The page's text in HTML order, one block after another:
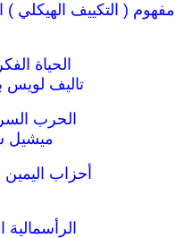
مفهوم ( التكييف الهيكلي )
الحياة
تاليف لويس
الحرب
ميشيل
أحزاب اليمين
الرأسمالية